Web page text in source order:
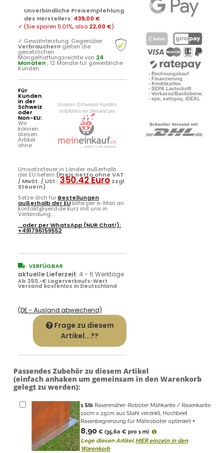
Unverbindliche Preisempfehlung
des Herstellers: 439,00 €
✓ (Sie sparen 5.01%, also 22,00 €)
✓ Gewährleistung: Gegenüber
Verbrauchern gelten die
gesetzlichen
Mängelhaftungsrechte von 24
Monaten , 12 Monate für gewerbliche
Kunden.
Für
Kunden
in der
Schweiz
oder
Non-EU:
Wir
können
diesen
Artikel
ohne
Umsatzsteuer in Länder außerhalb
der EU liefern (Preis netto ohne VAT
/ MwSt. / USt.:350.42 Euro zzgl.
Steuern) .
Setze dich für Bestellungen
außerhalb der EUbitte per e-Mail an
kontakt@yerd.de kurz mit uns in
Verbindung ...
...oder perWhatsApp (NUR Chat!):
+491796159552
VERFÜGBAR
aktuelle Lieferzeit: 4 - 6 Werktage
Ab 250,-€ Lagerverkaufs-Wert
Versand kostenlos in Deutschland
(DE - Ausland abweichend)
Frage zu diesem
Artikel...??
Passendes Zubehör zu diesem Artikel
(einfach anhaken um gemeinsam in den Warenkorb
gelegt zu werden):
1Stk Rasenmäher-Roboter Mähkante / Rasenkante
10cm x 25cm aus Stahl verzinkt, Hochbeet
Rasenbegrenzung für Mähroboter optimiert +
8,90 € (35,60 € pro 1 m)
Lege diesen Artikel HIER einzeln in den
Warenkorb